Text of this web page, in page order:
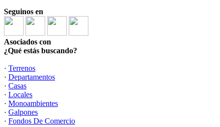
Seguinos en
Asociados con
¿Qué estás buscando?
· Terrenos
· Departamentos
· Casas
· Locales
· Monoambientes
· Galpones
· Fondos De Comercio